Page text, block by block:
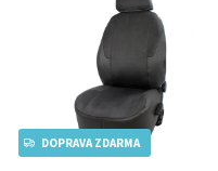
DOPRAVA ZDARMA